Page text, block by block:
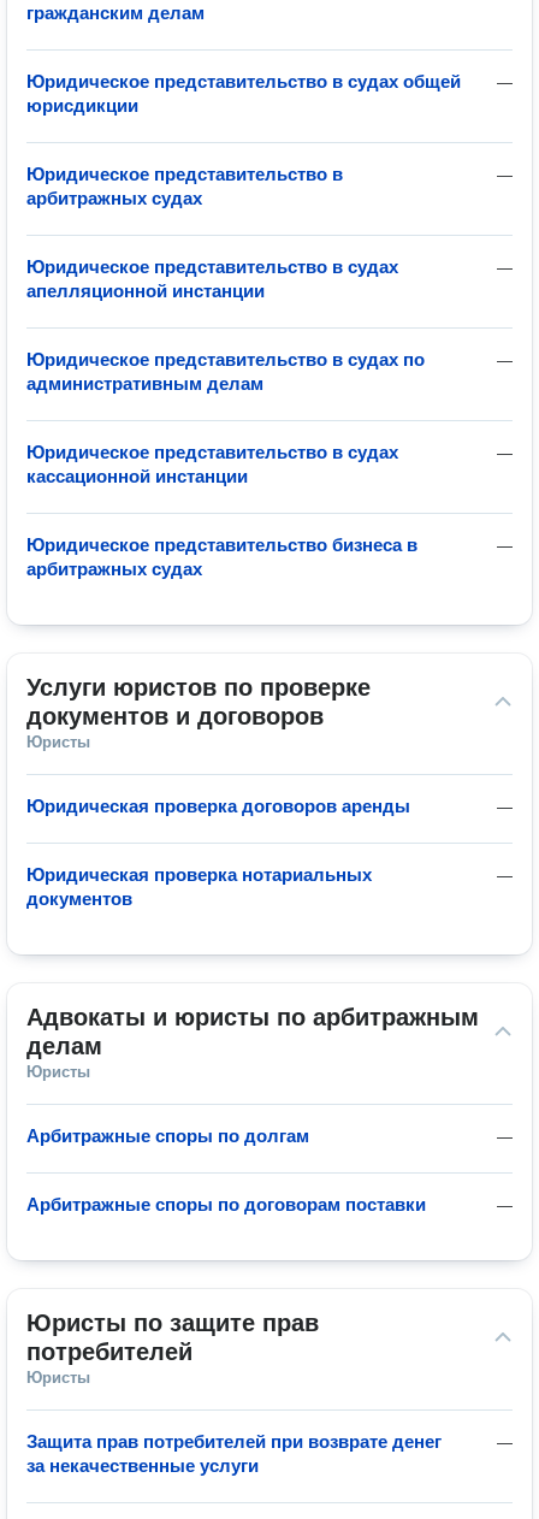
гражданским делам
—
Юридическое представительство в судах общей
юрисдикции
—
Юридическое представительство в
арбитражных судах
—
Юридическое представительство в судах
апелляционной инстанции
—
Юридическое представительство в судах по
административным делам
—
Юридическое представительство в судах
кассационной инстанции
—
Юридическое представительство бизнеса в
арбитражных судах
Услуги юристов по проверке
документов и договоров
Юристы
—
Юридическая проверка договоров аренды
—
Юридическая проверка нотариальных
документов
Адвокаты и юристы по арбитражным
делам
Юристы
—
Арбитражные споры по долгам
—
Арбитражные споры по договорам поставки
Юристы по защите прав
потребителей
Юристы
—
Защита прав потребителей при возврате денег
за некачественные услуги